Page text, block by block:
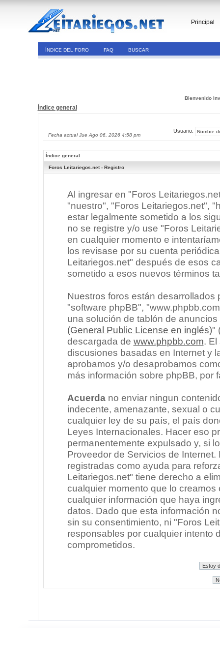
Principal
ÍNDICE DEL FORO FAQ BUSCAR
Bienvenido
Índice general
Fecha actual Jue Ago 06, 2026 4:58 pm
Usuario:
Índice general
Foros Leitariegos.net - Registro
Al ingresar en "Foros
"nuestro", "Foros Leitariegos.net",
estar legalmente sometido a los
no se registre y/o use "Foros
en cualquier momento e
los revisase por su cuenta
Leitariegos.net" después de esos
sometido a esos nuevos términos
Nuestros foros están
"software phpBB",
una solución de tablón de
(General Public License en inglés)"
descargada de www.phpbb.com. El
discusiones basadas en Internet y
aprobamos y/o desaprobamos
más información sobre phpBB, por
Acuerdano enviar ningun
indecente, amenazante, sexual o
cualquier ley de su país, el país
Leyes Internacionales. Hacer eso
permanentemente expulsado y, si
Proveedor de Servicios de
registradas como ayuda para
Leitariegos.net" tiene derecho a
cualquier momento que lo
cualquier información que haya
datos. Dado que esta información
sin su consentimiento, ni "Foros
responsables por cualquier intento
comprometidos.